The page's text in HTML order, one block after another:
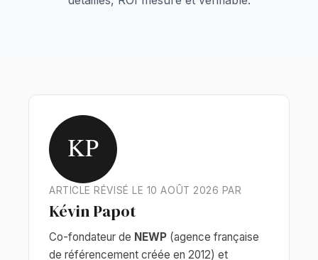
KP
ARTICLE RÉVISÉ LE 10 AOÛT 2026 PAR
Kévin Papot
Co-fondateur de NEWP (agence française
de référencement créée en 2012) et